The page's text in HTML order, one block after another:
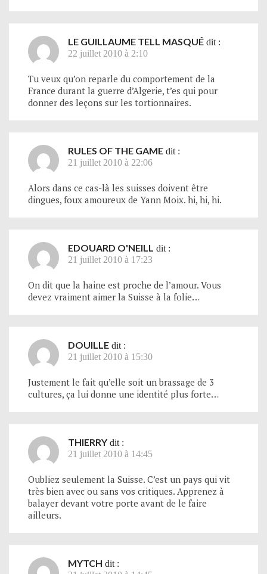
LE GUILLAUME TELL MASQUÉ dit :
22 juillet 2010 à 2:10
Tu veux qu’on reparle du comportement de la
France durant la guerre d’Algerie, t’es qui pour
donner des leçons sur les tortionnaires.
RULES OF THE GAME dit :
21 juillet 2010 à 22:06
Alors dans ce cas-là les suisses doivent être
dingues, foux amoureux de Yann Moix. hi, hi, hi.
EDOUARD O'NEILL dit :
21 juillet 2010 à 17:23
On dit que la haine est proche de l’amour. Vous
devez vraiment aimer la Suisse à la folie…
DOUILLE dit :
21 juillet 2010 à 15:30
Justement le fait qu’elle soit un brassage de 3
cultures, ça lui donne une identité plus forte…
THIERRY dit :
21 juillet 2010 à 14:45
Oubliez seulement la Suisse. C’est un pays qui vit
très bien avec ou sans vos critiques. Apprenez à
balayer devant votre porte avant de le faire
ailleurs.
MYTCH dit :